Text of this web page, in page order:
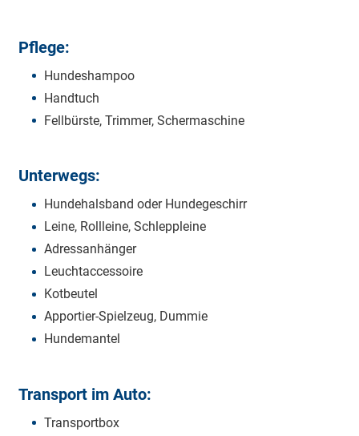
Pflege:
Hundeshampoo
Handtuch
Fellbürste, Trimmer, Schermaschine
Unterwegs:
Hundehalsband oder Hundegeschirr
Leine, Rollleine, Schleppleine
Adressanhänger
Leuchtaccessoire
Kotbeutel
Apportier-Spielzeug, Dummie
Hundemantel
Transport im Auto:
Transportbox